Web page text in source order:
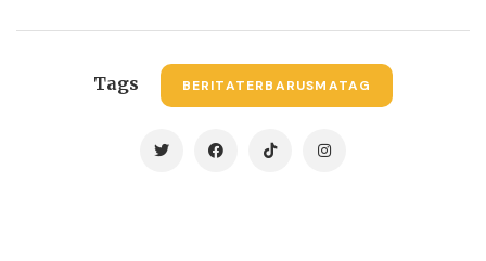
Tags BERITATERBARUSMATAG